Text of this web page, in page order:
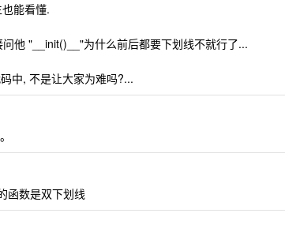
能看懂.
他 "__init()__"为什么前后都要下划线不就行了...
中, 不是让大家为难吗?...
函数是双下划线